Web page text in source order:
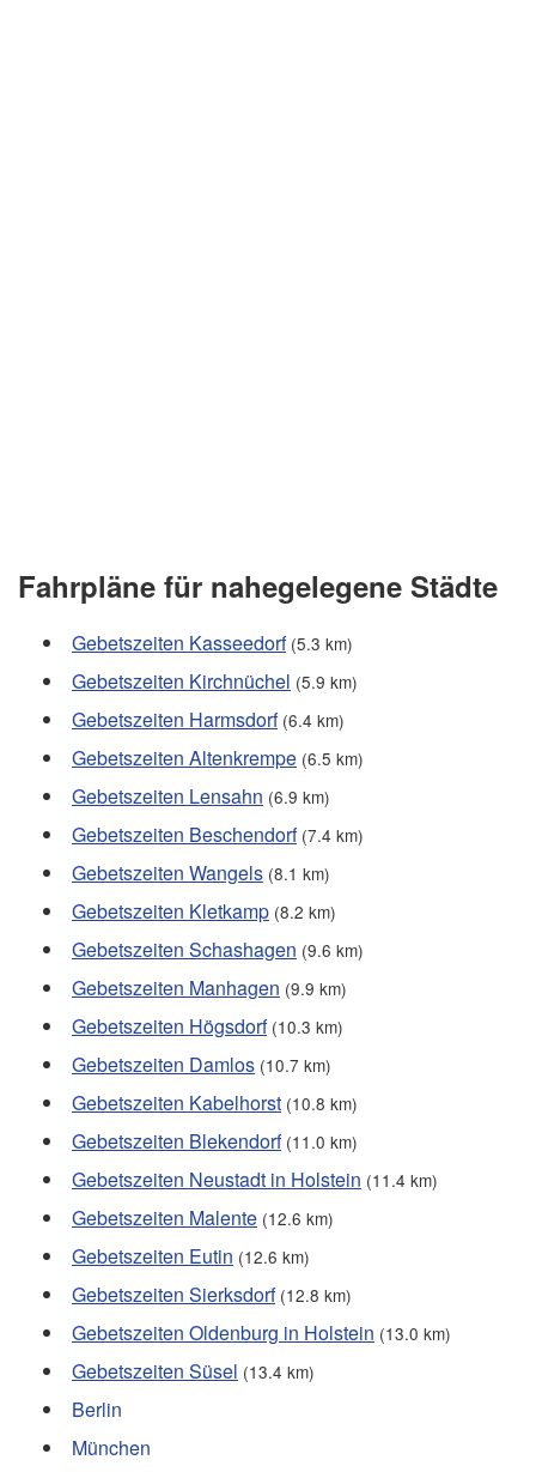
Fahrpläne für nahegelegene Städte
Gebetszeiten Kasseedorf (5.3 km)
Gebetszeiten Kirchnüchel (5.9 km)
Gebetszeiten Harmsdorf (6.4 km)
Gebetszeiten Altenkrempe (6.5 km)
Gebetszeiten Lensahn (6.9 km)
Gebetszeiten Beschendorf (7.4 km)
Gebetszeiten Wangels (8.1 km)
Gebetszeiten Kletkamp (8.2 km)
Gebetszeiten Schashagen (9.6 km)
Gebetszeiten Manhagen (9.9 km)
Gebetszeiten Högsdorf (10.3 km)
Gebetszeiten Damlos (10.7 km)
Gebetszeiten Kabelhorst (10.8 km)
Gebetszeiten Blekendorf (11.0 km)
Gebetszeiten Neustadt in Holstein (11.4 km)
Gebetszeiten Malente (12.6 km)
Gebetszeiten Eutin (12.6 km)
Gebetszeiten Sierksdorf (12.8 km)
Gebetszeiten Oldenburg in Holstein (13.0 km)
Gebetszeiten Süsel (13.4 km)
Berlin
München